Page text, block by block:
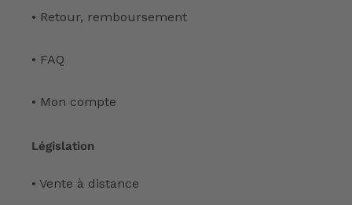
• Retour, remboursement
• FAQ
• Mon compte
Législation
• Vente à distance